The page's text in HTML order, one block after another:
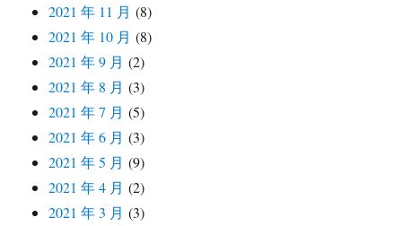
2021 年 11 月 (8)
2021 年 10 月 (8)
2021 年 9 月 (2)
2021 年 8 月 (3)
2021 年 7 月 (5)
2021 年 6 月 (3)
2021 年 5 月 (9)
2021 年 4 月 (2)
2021 年 3 月 (3)